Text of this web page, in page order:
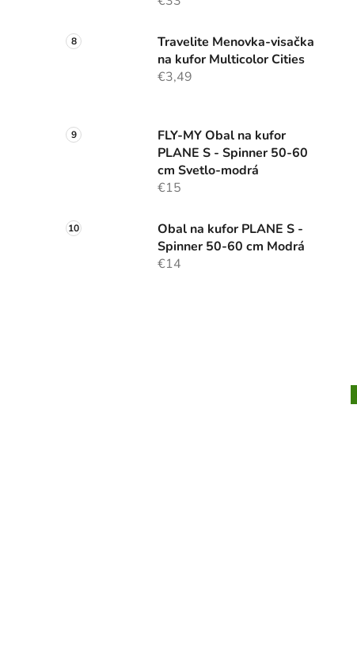
Travelite Menovka-visačka
na kufor Multicolor Cities
€3,49
FLY-MY Obal na kufor
PLANE S - Spinner 50-60
cm Svetlo-modrá
€15
Obal na kufor PLANE S -
Spinner 50-60 cm Modrá
€14